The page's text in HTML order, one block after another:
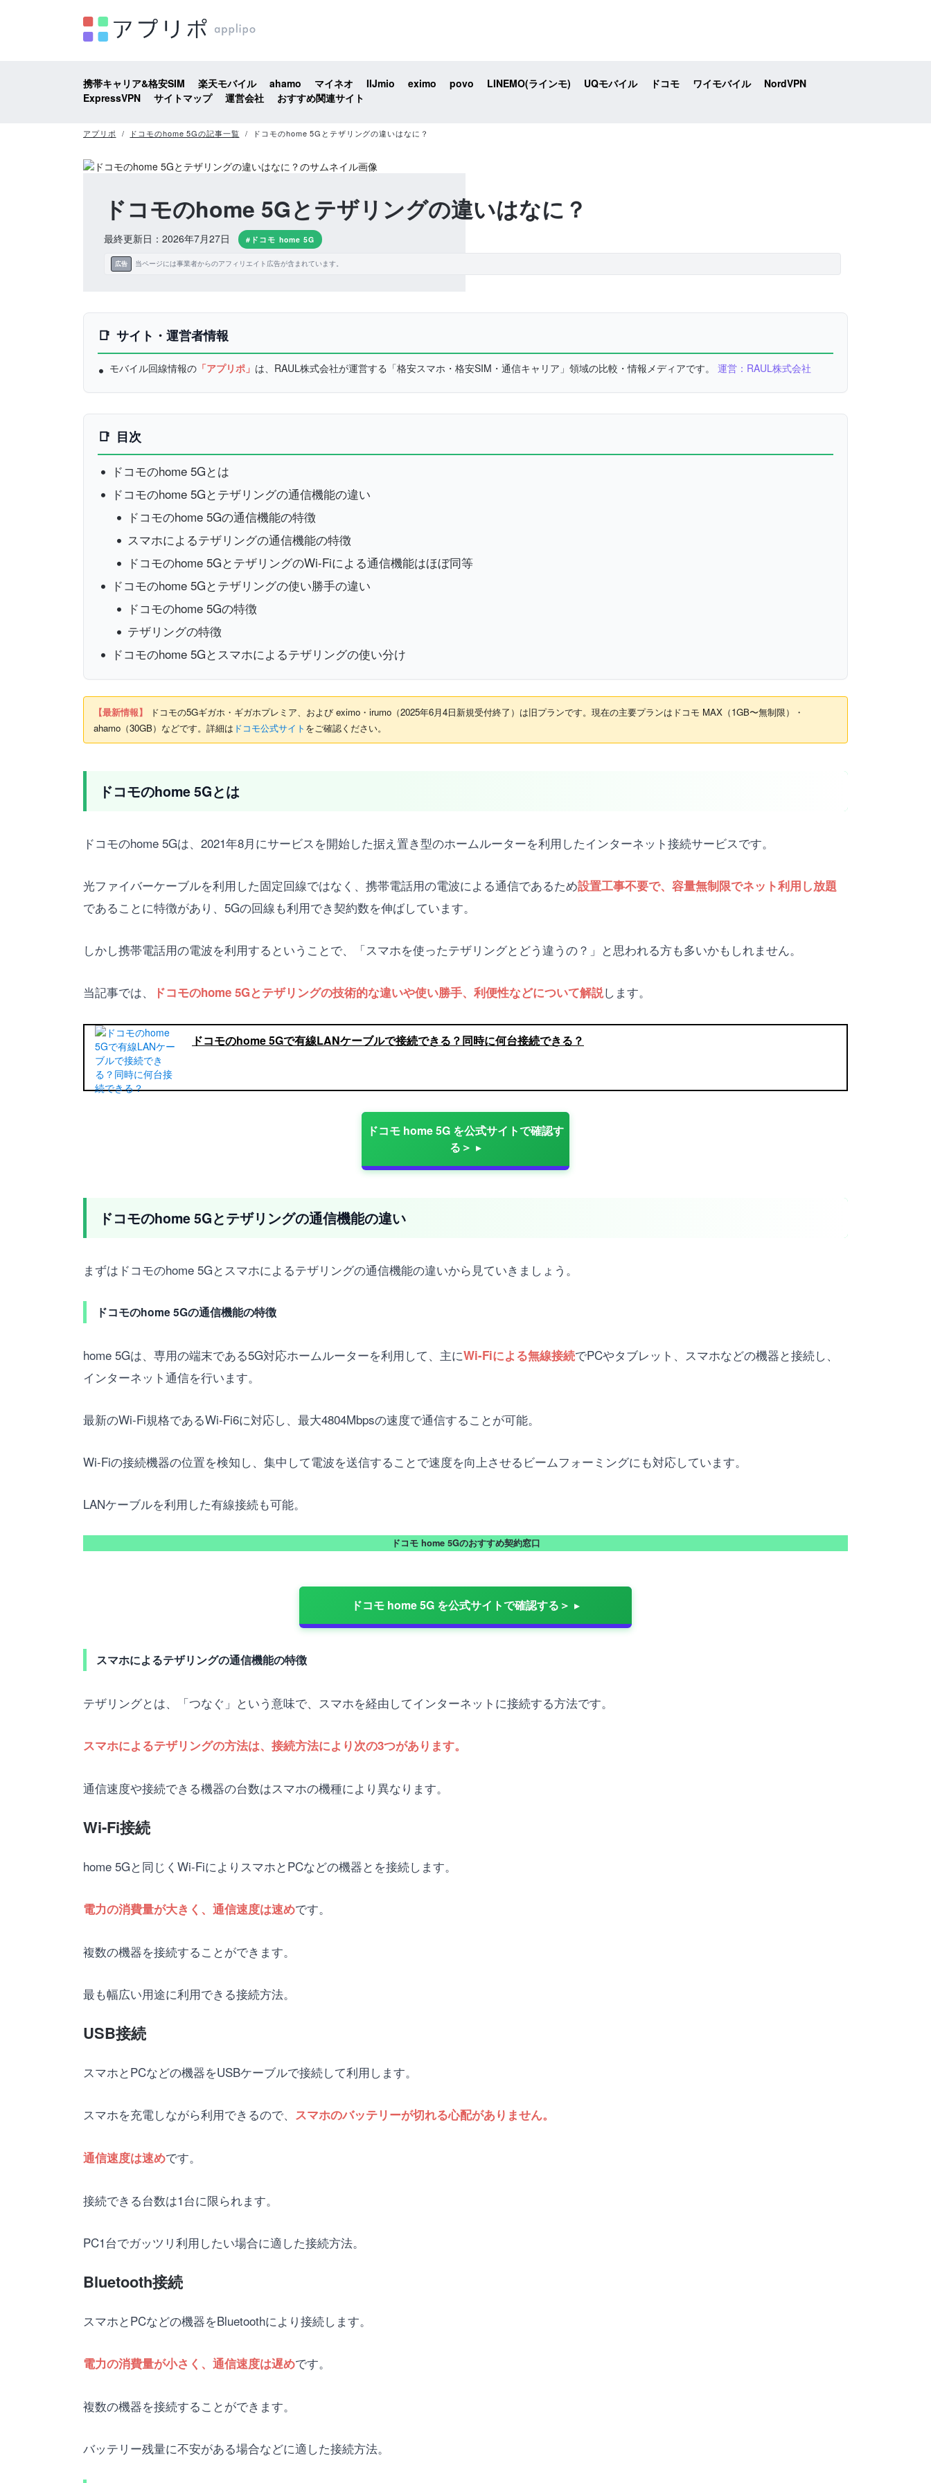
携帯キャリア&格安SIM 楽天モバイル ahamo マイネオ IIJmio eximo povo LINEMO(ラインモ) UQモバイル ドコモ ワイモバイル
NordVPN
ExpressVPN
サイトマップ 運営会社 おすすめ関連サイト
アプリポ ドコモのhome 5Gの記事一覧 ドコモのhome 5Gとテザリングの違いはなに？
ドコモのhome 5Gとテザリングの違いはなに？
最終更新日：2026年7月27日 #ドコモ home 5G
広告 当ページには事業者からのアフィリエイト広告が含まれています。
サイト・運営者情報
モバイル回線情報の 「アプリポ」 は、RAUL株式会社が運営する「格安スマホ・格安SIM・通信キャリア」領域の比較・情報メディアです。 運営：RAUL株式会社
目次
ドコモのhome 5Gとは
ドコモのhome 5Gとテザリングの通信機能の違い
ドコモのhome 5Gの通信機能の特徴
スマホによるテザリングの通信機能の特徴
ドコモのhome 5GとテザリングのWi-Fiによる通信機能はほぼ同等
ドコモのhome 5Gとテザリングの使い勝手の違い
ドコモのhome 5Gの特徴
テザリングの特徴
ドコモのhome 5Gとスマホによるテザリングの使い分け
【最新情報】
ドコモの5Gギガホ・ギガホプレミア、および eximo・irumo（2025年6月4日新規受付終了）は旧プランです。現在の主要プランはドコモ MAX（1GB〜無制限）・
ahamo（30GB）などです。詳細は ドコモ公式サイト をご確認ください。
ドコモのhome 5Gとは
ドコモのhome 5Gは、2021年8月にサービスを開始した据え置き型のホームルーターを利用したインターネット接続サービスです。
光ファイバーケーブルを利用した固定回線ではなく、携帯電話用の電波による通信であるため設置工事不要で、容量無制限でネット利用し放題
であることに特徴があり、5Gの回線も利用でき契約数を伸ばしています。
しかし携帯電話用の電波を利用するということで、「スマホを使ったテザリングとどう違うの？」と思われる方も多いかもしれません。
当記事では、 ドコモのhome 5Gとテザリングの技術的な違いや使い勝手、利便性などについて解説します。
ドコモのhome 5Gで有線LANケーブルで接続できる？同時に何台接続できる？
ドコモ home 5G を公式サイトで確認す
る＞
ドコモのhome 5Gとテザリングの通信機能の違い
まずはドコモのhome 5Gとスマホによるテザリングの通信機能の違いから見ていきましょう。
ドコモのhome 5Gの通信機能の特徴
home 5Gは、専用の端末である5G対応ホームルーターを利用して、主にWi-Fiによる無線接続でPCやタブレット、スマホなどの機器と接続し、
インターネット通信を行います。
最新のWi-Fi規格であるWi-Fi6に対応し、最大4804Mbpsの速度で通信することが可能。
Wi-Fiの接続機器の位置を検知し、集中して電波を送信することで速度を向上させるビームフォーミングにも対応しています。
LANケーブルを利用した有線接続も可能。
ドコモ home 5Gのおすすめ契約窓口
ドコモ home 5G を公式サイトで確認する＞
スマホによるテザリングの通信機能の特徴
テザリングとは、「つなぐ」という意味で、スマホを経由してインターネットに接続する方法です。
スマホによるテザリングの方法は、接続方法により次の3つがあります。
通信速度や接続できる機器の台数はスマホの機種により異なります。
Wi-Fi接続
home 5Gと同じくWi-FiによりスマホとPCなどの機器とを接続します。
電力の消費量が大きく、通信速度は速めです。
複数の機器を接続することができます。
最も幅広い用途に利用できる接続方法。
USB接続
スマホとPCなどの機器をUSBケーブルで接続して利用します。
スマホを充電しながら利用できるので、 スマホのバッテリーが切れる心配がありません。
通信速度は速めです。
接続できる台数は1台に限られます。
PC1台でガッツリ利用したい場合に適した接続方法。
Bluetooth接続
スマホとPCなどの機器をBluetoothにより接続します。
電力の消費量が小さく、通信速度は遅めです。
複数の機器を接続することができます。
バッテリー残量に不安がある場合などに適した接続方法。